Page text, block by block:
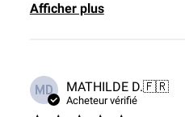
Afficher plus
MD MATHILDE D.🇫🇷
Acheteur vérifié